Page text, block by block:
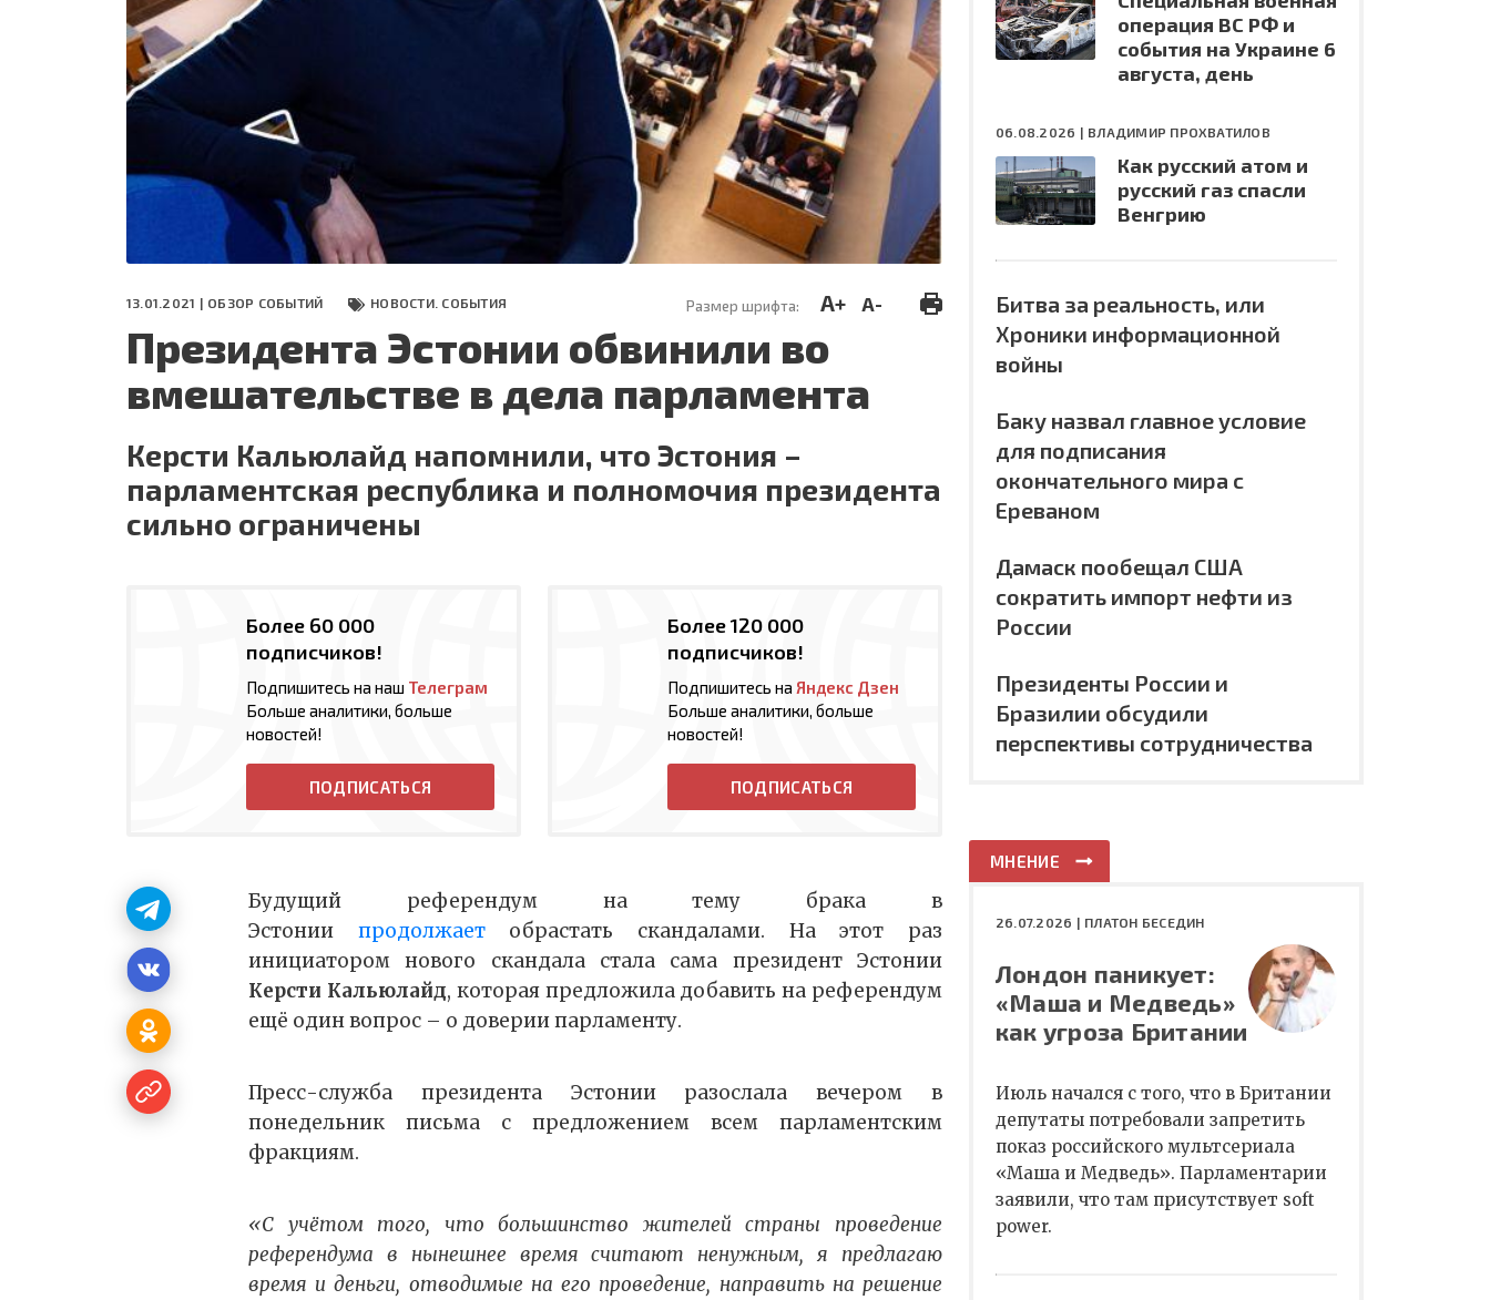
СЕГОДНЯ
ПОЛЯ БИТВЫ 2024
13.01.2021 | ОБЗОР СОБЫТИЙ НОВОСТИ. СОБЫТИЯ Размер шрифта: A+ A-
Президента Эстонии обвинили во
вмешательстве в дела парламента
Керсти Кальюлайд напомнили, что Эстония –
парламентская республика и полномочия президента
сильно ограничены
Более 60 000
подписчиков!
Подпишитесь на наш Телеграм
Больше аналитики, больше
новостей!
ПОДПИСАТЬСЯ
Более 120 000
подписчиков!
Подпишитесь на Яндекс Дзен
Больше аналитики, больше
новостей!
ПОДПИСАТЬСЯ
Будущий референдум на тему брака в
Эстонии продолжаетобрастать скандалами. На этот раз
инициатором нового скандала стала сама президент Эстонии
Керсти Кальюлайд, которая предложила добавить на референдум
ещё один вопрос – о доверии парламенту.
Пресс-служба президента Эстонии разослала вечером в
понедельник письма с предложением всем парламентским
фракциям.
«С учётом того, что большинство жителей страны проведение
референдума в нынешнее время считают ненужным, я предлагаю
время и деньги, отводимые на его проведение, направить на решение
операция ВС РФ и
события на Украине 6
августа, день
06.08.2026 | ВЛАДИМИР ПРОХВАТИЛОВ
Как русский атом и
русский газ спасли
Венгрию
Битва за реальность, или
Хроники информационной
войны
Баку назвал главное условие
для подписания
окончательного мира с
Ереваном
Дамаск пообещал США
сократить импорт нефти из
России
Президенты России и
Бразилии обсудили
перспективы сотрудничества
МНЕНИЕ
26.07.2026 | ПЛАТОН БЕСЕДИН
Лондон паникует:
«Маша и Медведь»
как угроза Британии
Июль начался с того, что в Британии
депутаты потребовали запретить
показ российского мультсериала
«Маша и Медведь». Парламентарии
заявили, что там присутствует soft
power.